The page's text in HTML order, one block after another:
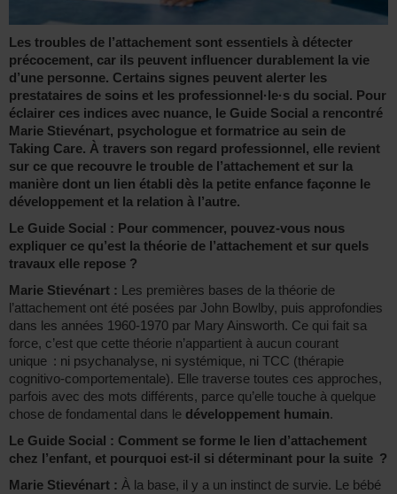
Les troubles de l’attachement sont essentiels à détecter
précocement, car ils peuvent influencer durablement la vie
d’une personne. Certains signes peuvent alerter les
prestataires de soins et les professionnel·le·s du social. Pour
éclairer ces indices avec nuance, le Guide Social a rencontré
Marie Stievénart, psychologue et formatrice au sein de
Taking Care. À travers son regard professionnel, elle revient
sur ce que recouvre le trouble de l’attachement et sur la
manière dont un lien établi dès la petite enfance façonne le
développement et la relation à l’autre.
Le Guide Social : Pour commencer, pouvez-vous nous
expliquer ce qu’est la théorie de l’attachement et sur quels
travaux elle repose ?
Marie Stievénart : Les premières bases de la théorie de
l’attachement ont été posées par John Bowlby, puis approfondies
dans les années 1960-1970 par Mary Ainsworth. Ce qui fait sa
force, c’est que cette théorie n’appartient à aucun courant
unique : ni psychanalyse, ni systémique, ni TCC (thérapie
cognitivo-comportementale). Elle traverse toutes ces approches,
parfois avec des mots différents, parce qu’elle touche à quelque
chose de fondamental dans le développement humain.
Le Guide Social : Comment se forme le lien d’attachement
chez l’enfant, et pourquoi est-il si déterminant pour la suite ?
Marie Stievénart : À la base, il y a un instinct de survie. Le bébé